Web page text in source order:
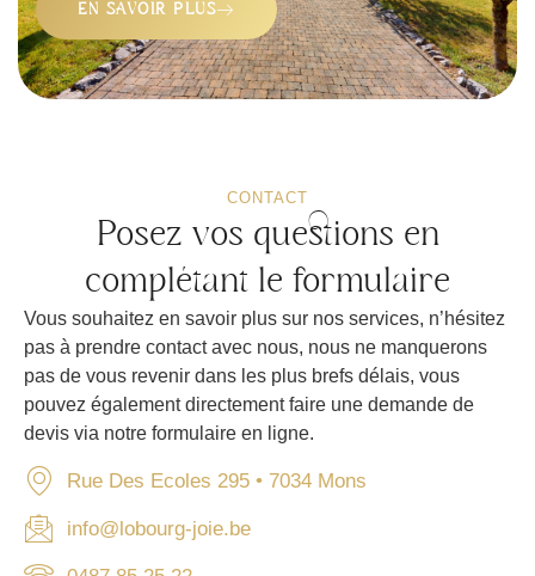
EN SAVOIR PLUS
CONTACT
Posez vos questions en
complétant le formulaire
Vous souhaitez en savoir plus sur nos services, n’hésitez
pas à prendre contact avec nous, nous ne manquerons
pas de vous revenir dans les plus brefs délais, vous
pouvez également directement faire une demande de
devis via notre formulaire en ligne.
Rue Des Ecoles 295 • 7034 Mons
info@lobourg-joie.be